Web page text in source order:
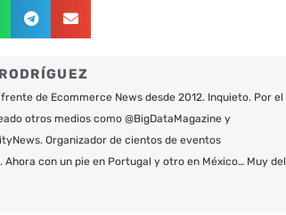
de Ecommerce News desde 2012. Inquieto. Por el
otros medios como @BigDataMagazine y
Organizador de cientos de eventos
Ahora con un pie en Portugal y otro en México… Muy del